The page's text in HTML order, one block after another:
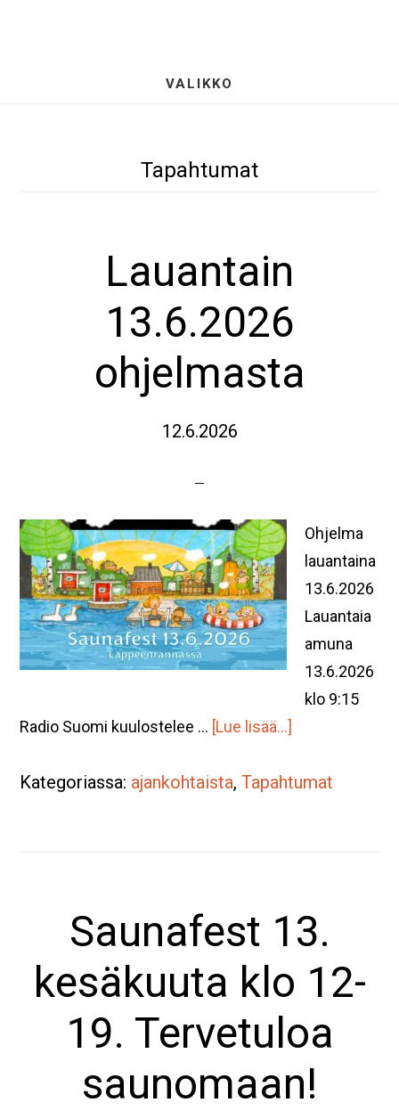
VALIKKO
Tapahtumat
Lauantain
13.6.2026
ohjelmasta
12.6.2026
Ohjelma
lauantaina
13.6.2026
Lauantaia
amuna
13.6.2026
klo 9:15
Radio Suomi kuulostelee … [Lue lisää...]
ohjelmasta
Kategoriassa: ajankohtaista,Tapahtumat
Saunafest 13.
kesäkuuta klo 12-
19. Tervetuloa
saunomaan!